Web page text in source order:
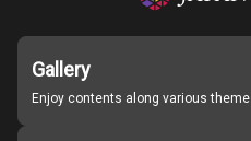
Gallery
Enjoy contents along various theme